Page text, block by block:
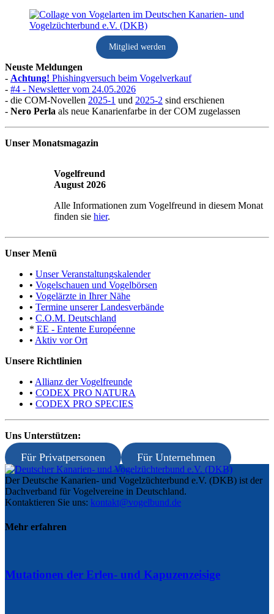
Mitglied werden
Neuste Meldungen
- Achtung! Phishingversuch beim Vogelverkauf
- #4 - Newsletter vom 24.05.2026
- die COM-Novellen 2025-1 und 2025-2 sind erschienen
- Nero Perla als neue Kanarienfarbe in der COM zugelassen
Unser Monatsmagazin
Vogelfreund
August 2026
Alle Informationen zum Vogelfreund in diesem Monat
finden sie hier.
Unser Menü
• Unser Veranstaltungskalender
• Vogelschauen und Vogelbörsen
• Vogelärzte in Ihrer Nähe
• Termine unserer Landesverbände
• C.O.M. Deutschland
* EE - Entente Européenne
• Aktiv vor Ort
Unsere Richtlinien
• Allianz der Vogelfreunde
• CODEX PRO NATURA
• CODEX PRO SPECIES
Uns Unterstützen:
Für Privatpersonen Für Unternehmen
Der Deutsche Kanarien- und Vogelzüchterbund e.V. (DKB) ist der
Dachverband für Vogelvereine in Deutschland.
Kontaktieren Sie uns: kontakt@vogelbund.de
Mehr erfahren
Mutationen der Erlen- und Kapuzenzeisige